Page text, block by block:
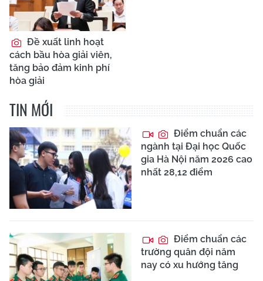
Đề xuất linh hoạt
cách bầu hòa giải viên,
tăng bảo đảm kinh phí
hòa giải
TIN MỚI
Điểm chuẩn các
ngành tại Đại học Quốc
gia Hà Nội năm 2026 cao
nhất 28,12 điểm
Điểm chuẩn các
trường quân đội năm
nay có xu hướng tăng